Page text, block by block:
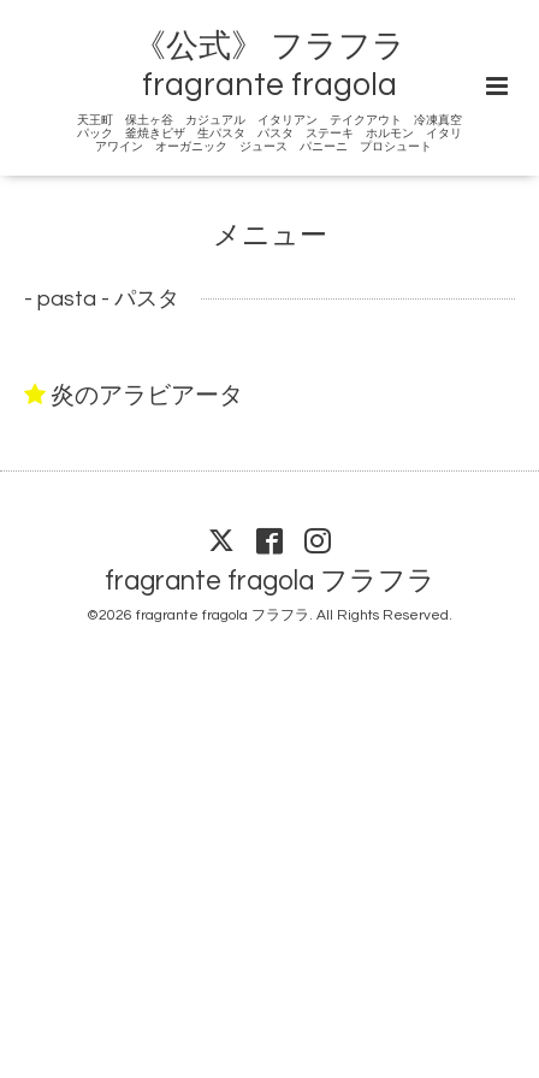
《公式》 フラフラ
fragrante fragola
天王町 保土ヶ谷 カジュアル イタリアン テイクアウト 冷凍真空
パック 釜焼きピザ 生パスタ パスタ ステーキ ホルモン イタリ
アワイン オーガニック ジュース パニーニ プロシュート
メニュー
- pasta - パスタ
炎のアラビアータ
fragrante fragola フラフラ
©2026 fragrante fragola フラフラ . All Rights Reserved.